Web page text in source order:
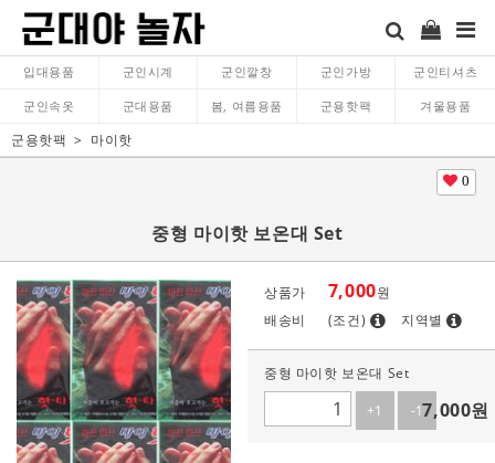
입대용품 군인시계 군인깔창 군인가방 군인티셔츠
군인속옷 군대용품 봄, 여름용품 군용핫팩 겨울용품
군용핫팩 마이핫
0
중형 마이핫 보온대 Set
상품가 7,000원
배송비
(조건) 지역별
중형 마이핫 보온대 Set
+1
-17,000원